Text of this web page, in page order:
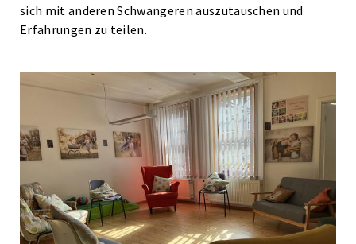
sich mit anderen Schwangeren auszutauschen und
Erfahrungen zu teilen.